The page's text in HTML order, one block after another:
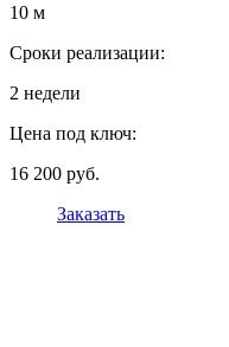
10 м
Сроки реализации:
2 недели
Цена под ключ:
16 200 руб.
Заказать